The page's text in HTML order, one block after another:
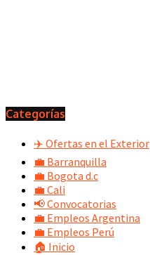
Categorías
✈️ Ofertas en el Exterior
💼 Barranquilla
💼 Bogota d.c
💼 Cali
📢 Convocatorias
💼 Empleos Argentina
💼 Empleos Perú
🏠 Inicio